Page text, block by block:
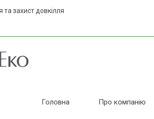
та захист довкілля
Головна Про компанію